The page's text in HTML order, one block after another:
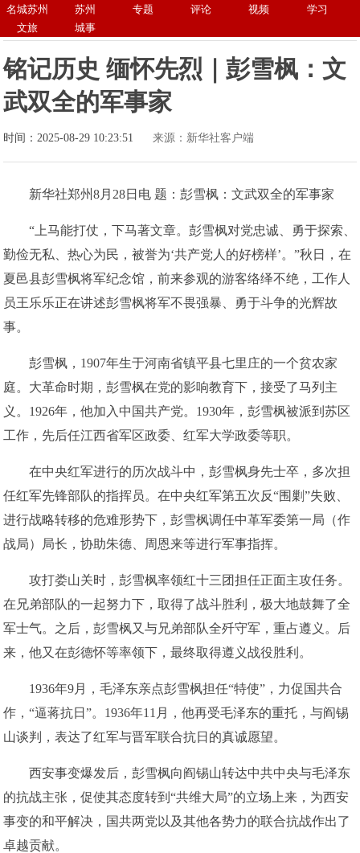
名城苏州 苏州 专题 评论 视频
学习
文旅
城事
铭记历史 缅怀先烈｜彭雪枫：文
武双全的军事家
时间：2025-08-29 10:23:51 来源：新华社客户端
新华社郑州8月28日电 题：彭雪枫：文武双全的军事家
“上马能打仗，下马著文章。彭雪枫对党忠诚、勇于探索、
勤俭无私、热心为民，被誉为‘共产党人的好榜样’。”秋日，在
夏邑县彭雪枫将军纪念馆，前来参观的游客络绎不绝，工作人
员王乐乐正在讲述彭雪枫将军不畏强暴、勇于斗争的光辉故
事。
彭雪枫，1907年生于河南省镇平县七里庄的一个贫农家
庭。大革命时期，彭雪枫在党的影响教育下，接受了马列主
义。1926年，他加入中国共产党。1930年，彭雪枫被派到苏区
工作，先后任江西省军区政委、红军大学政委等职。
在中央红军进行的历次战斗中，彭雪枫身先士卒，多次担
任红军先锋部队的指挥员。在中央红军第五次反“围剿”失败、
进行战略转移的危难形势下，彭雪枫调任中革军委第一局（作
战局）局长，协助朱德、周恩来等进行军事指挥。
攻打娄山关时，彭雪枫率领红十三团担任正面主攻任务。
在兄弟部队的一起努力下，取得了战斗胜利，极大地鼓舞了全
军士气。之后，彭雪枫又与兄弟部队全歼守军，重占遵义。后
来，他又在彭德怀等率领下，最终取得遵义战役胜利。
1936年9月，毛泽东亲点彭雪枫担任“特使”，力促国共合
作，“逼蒋抗日”。1936年11月，他再受毛泽东的重托，与阎锡
山谈判，表达了红军与晋军联合抗日的真诚愿望。
西安事变爆发后，彭雪枫向阎锡山转达中共中央与毛泽东
的抗战主张，促使其态度转到“共维大局”的立场上来，为西安
事变的和平解决，国共两党以及其他各势力的联合抗战作出了
卓越贡献。